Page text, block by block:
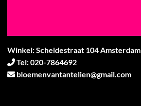
Winkel: Scheldestraat 104 Amsterdam
Tel: 020-7864692
bloemenvantantelien@gmail.com